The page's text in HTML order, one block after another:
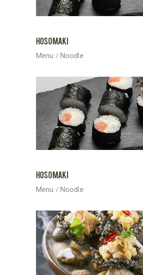
HOSOMAKI
Menu Noodle
HOSOMAKI
Menu Noodle